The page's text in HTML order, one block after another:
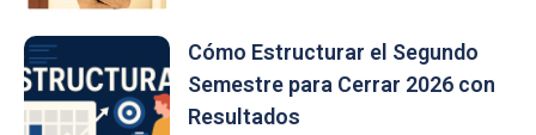
Cómo Estructurar el Segundo
Semestre para Cerrar 2026 con
Resultados